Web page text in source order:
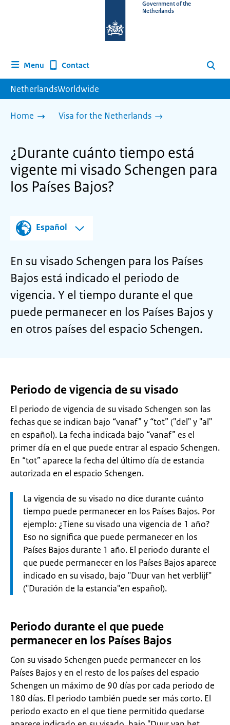
homepage
Government of the
Netherlands
Menu Contact Search
NetherlandsWorldwide
Home Visa for the Netherlands
¿Durante cuánto tiempo está
vigente mi visado Schengen para
los Países Bajos?
Español
En su visado Schengen para los Países
Bajos está indicado el periodo de
vigencia. Y el tiempo durante el que
puede permanecer en los Países Bajos y
en otros países del espacio Schengen.
Periodo de vigencia de su visado
El periodo de vigencia de su visado Schengen son las
fechas que se indican bajo “vanaf” y “tot” ("del" y "al"
en español). La fecha indicada bajo “vanaf” es el
primer día en el que puede entrar al espacio Schengen.
En “tot” aparece la fecha del último día de estancia
autorizada en el espacio Schengen.
Let
op:
La vigencia de su visado no dice durante cuánto
tiempo puede permanecer en los Países Bajos. Por
ejemplo: ¿Tiene su visado una vigencia de 1 año?
Eso no significa que puede permanecer en los
Países Bajos durante 1 año. El periodo durante el
que puede permanecer en los Países Bajos aparece
indicado en su visado, bajo "Duur van het verblijf"
("Duración de la estancia"en español).
Periodo durante el que puede
permanecer en los Países Bajos
Con su visado Schengen puede permanecer en los
Países Bajos y en el resto de los países del espacio
Schengen un máximo de 90 días por cada periodo de
180 días. El periodo también puede ser más corto. El
periodo exacto en el que tiene permitido quedarse